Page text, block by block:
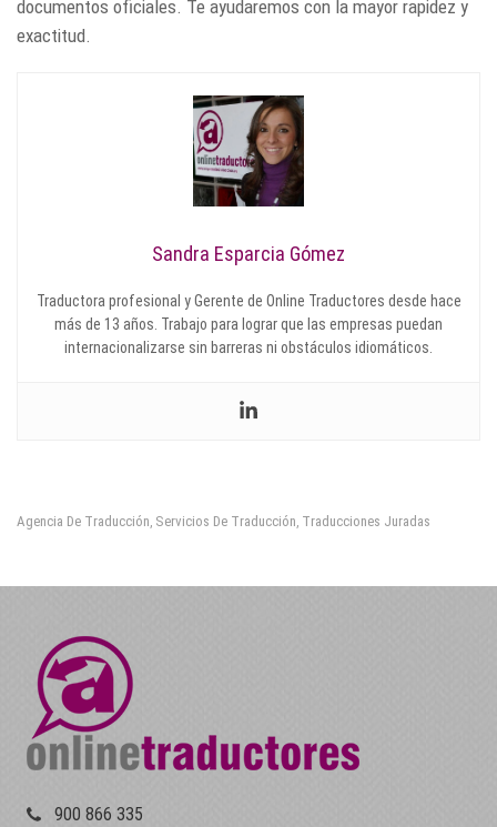
documentos oficiales. Te ayudaremos con la mayor rapidez y
exactitud.
Sandra Esparcia Gómez
Traductora profesional y Gerente de Online Traductores desde hace
más de 13 años. Trabajo para lograr que las empresas puedan
internacionalizarse sin barreras ni obstáculos idiomáticos.
Agencia De Traducción Servicios De Traducción Traducciones Juradas
900 866 335